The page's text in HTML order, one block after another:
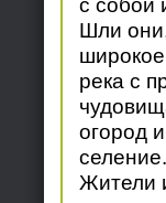
Шли
река с
огород
селение.
Жители